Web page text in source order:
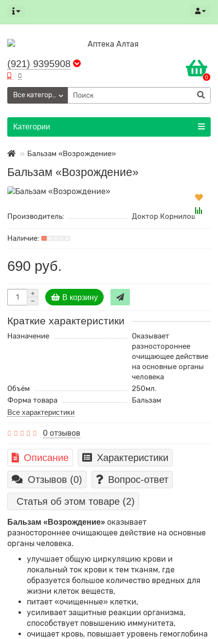
(921) 9395908
0
Все категории
Категории
Бальзам «Возрождение»
Бальзам «Возрождение»
Производитель: Доктор Корнилов
690 руб.
В корзину
Краткие характеристики
Назначение
Оказывает
разностороннее
очищающее действие
на основные органы
человека
Объём
250мл.
Форма товара
Бальзам
Все характеристики
0 отзывов
Описание Характеристики
Отзывов (0) Вопрос-ответ
Статья об этом товаре (2)
Бальзам «Возрождение» оказывает
разностороннее очищающее действие на основные
органы человека.
улучшает общую циркуляцию крови и
локальный ток крови к тем тканям, где
образуется большое количество вредных для
жизни клеток веществ,
питает «очищенные» клетки,
усиливает защитные реакции организма,
способствует повышению иммунитета,
очищает кровь, повышает уровень гемоглобина